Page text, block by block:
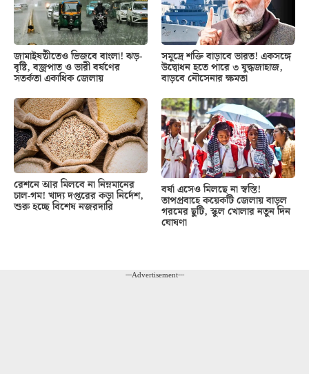
জামাইষষ্ঠীতেও ভিজবে বাংলা! ঝড়-
বৃষ্টি, বজ্রপাত ও ভারী বর্ষণের
সতর্কতা একাধিক জেলায়
সমুদ্রে শক্তি বাড়াবে ভারত! একসঙ্গে
উদ্বোধন হতে পারে ৩ যুদ্ধজাহাজ,
বাড়বে নৌসেনার ক্ষমতা
রেশনে আর মিলবে না নিম্নমানের
চাল-গম! খাদ্য দপ্তরের কড়া নির্দেশ,
শুরু হচ্ছে বিশেষ নজরদারি
বর্ষা এসেও মিলছে না স্বস্তি!
তাপপ্রবাহে কয়েকটি জেলায় বাড়ল
গরমের ছুটি, স্কুল খোলার নতুন দিন
ঘোষণা
---Advertisement---